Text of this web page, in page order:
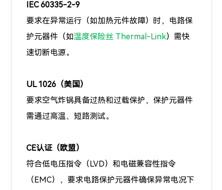
IEC 60335-2-9
要求在异常运行（如加热元件故障）时，电路保
护元器件（如温度保险丝 Thermal-Link）需快
速切断电源。
UL 1026（美国）
要求空气炸锅具备过热和过载保护，保护元器件
需通过高温、短路测试。
CE认证（欧盟）
符合低电压指令（LVD）和电磁兼容性指令
（EMC），要求电路保护元器件确保异常电况下